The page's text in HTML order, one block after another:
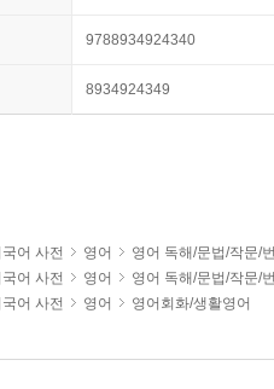
9788934924340
8934924349
어 사전 영어
영어 독해/문법/작문/
어 사전 영어
영어 독해/문법/작문/
어 사전 영어 영어회화/생활영어